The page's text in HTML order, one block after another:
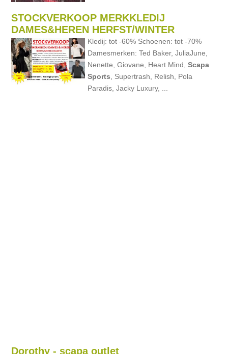
STOCKVERKOOP MERKKLEDIJ
DAMES&HEREN HERFST/WINTER
Kledij: tot -60% Schoenen: tot -70%
Damesmerken: Ted Baker, JuliaJune,
Nenette, Giovane, Heart Mind,Scapa
Sports , Supertrash, Relish, Pola
Paradis, Jacky Luxury, ...
Dorothy - scapa outlet